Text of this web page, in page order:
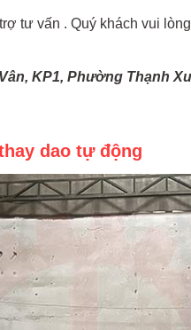
tư vấn . Quý khách vui
KP1, Phường Thạnh
dao tự động